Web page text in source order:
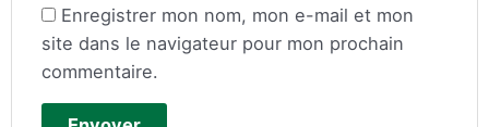
Enregistrer mon nom, mon e-mail et mon
site dans le navigateur pour mon prochain
commentaire.